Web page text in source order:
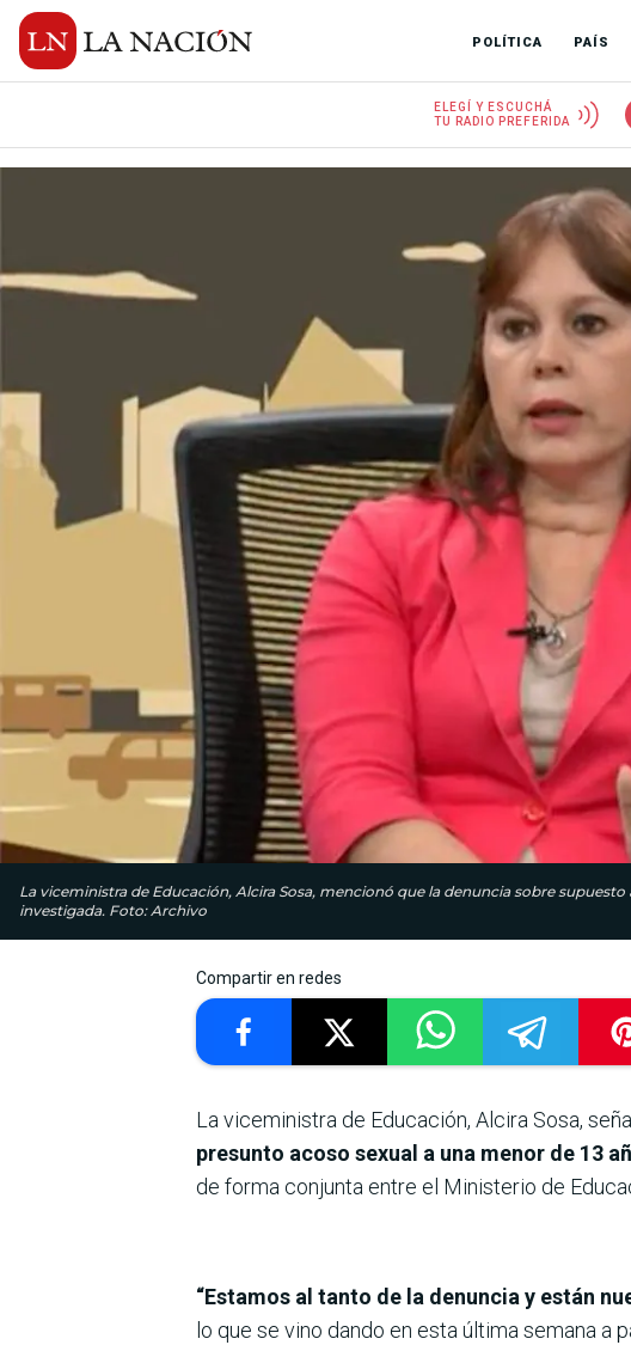
POLÍTICA PAÍS
ELEGÍ Y ESCUCHÁ
TU RADIO PREFERIDA
La viceministra de Educación, Alcira Sosa, mencionó que la denuncia sobre
investigada. Foto: Archivo
Compartir en redes
La viceministra de Educación, Alcira Sosa,
presunto acoso sexual a una menor de 13
de forma conjunta entre el Ministerio de
“Estamos al tanto de la denuncia y están
lo que se vino dando en esta última semana